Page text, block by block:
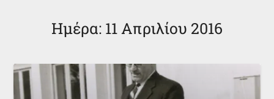
Ημέρα: 11 Απριλίου 2016